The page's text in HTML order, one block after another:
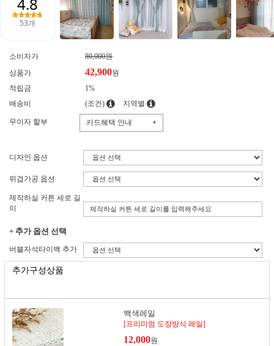
소비자가
80,000원
상품가
42,900원
적립금
1%
배송비
(조건) 지역별
무이자 할부 카드혜택 안내 +
디자인 옵션
뒤겹가공 옵션
제작하실 커튼 세로 길
이
+ 추가 옵션 선택
버블자석타이백 추가
추가구성상품
백색레일
[프리미엄 도장방식 레일]
12,000원